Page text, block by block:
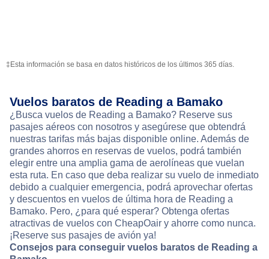
‡Esta información se basa en datos históricos de los últimos 365 días.
Vuelos baratos de Reading a Bamako
¿Busca vuelos de Reading a Bamako? Reserve sus
pasajes aéreos con nosotros y asegúrese que obtendrá
nuestras tarifas más bajas disponible online. Además de
grandes ahorros en reservas de vuelos, podrá también
elegir entre una amplia gama de aerolíneas que vuelan
esta ruta. En caso que deba realizar su vuelo de inmediato
debido a cualquier emergencia, podrá aprovechar ofertas
y descuentos en vuelos de última hora de Reading a
Bamako. Pero, ¿para qué esperar? Obtenga ofertas
atractivas de vuelos con CheapOair y ahorre como nunca.
¡Reserve sus pasajes de avión ya!
Consejos para conseguir vuelos baratos de Reading a